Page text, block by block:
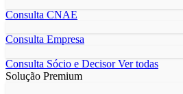
Consulta CNAE
Consulta Empresa
Consulta Sócio e DecisorVer todas
Solução Premium